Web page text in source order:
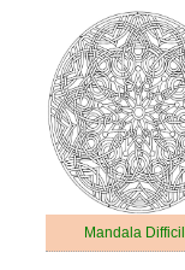
Mandala